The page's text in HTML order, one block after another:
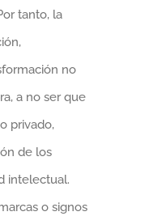
tanto, la
no
a no ser que
privado,
de los
intelectual.
o signos